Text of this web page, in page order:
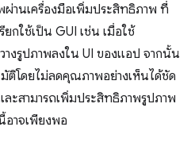
ผ่านเครื่องมือเพิ่มประสิทธิภาพ ที่
กใช้เป็น GUI เช่น เมื่อใช้
งรูปภาพลงใน UI ของแอป จากนั้น
ติโดยไม่ลดคุณภาพอย่างเห็นได้ชัด
ะสามารถเพิ่มประสิทธิภาพรูปภาพ
อาจเพียงพอ